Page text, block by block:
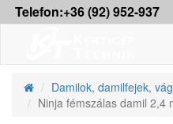
Telefon:+36 (92) 952-937
Damilok, damilfejek,
Ninja fémszálas damil 2,4